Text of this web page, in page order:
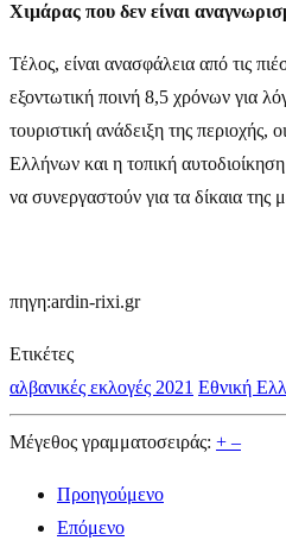
Χιμάρας που δεν είναι
Τέλος, είναι ανασφάλεια από τις
εξοντωτική ποινή 8,5 χρόνων για
τουριστική ανάδειξη της
Ελλήνων και η τοπική
να συνεργαστούν για τα δίκαια της
πηγη:ardin-rixi.gr
Ετικέτες
αλβανικές εκλογές 2021 Εθνική
Μέγεθος γραμματοσειράς: + –
Προηγούμενο
Επόμενο